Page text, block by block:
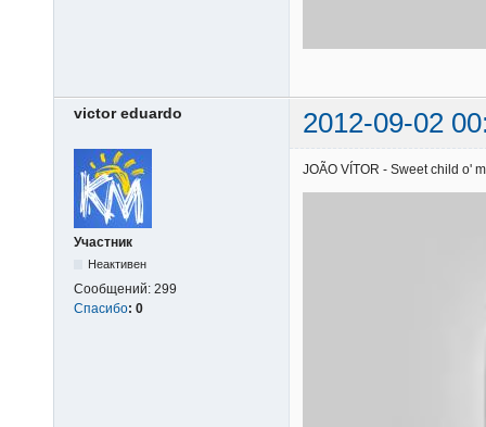
victor eduardo 2012-09-02
Участник
Неактивен
Сообщений: 299
Спасибо: 0
JOÃO VÍTOR - Sweet child o'